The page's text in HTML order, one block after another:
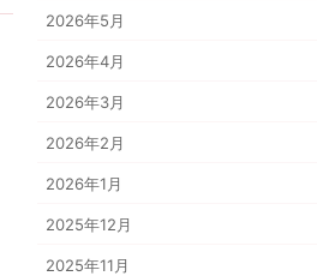
2026年5月
2026年4月
2026年3月
2026年2月
2026年1月
2025年12月
2025年11月